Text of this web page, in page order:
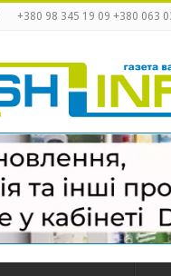
+380 98 345 19 09 +380 063